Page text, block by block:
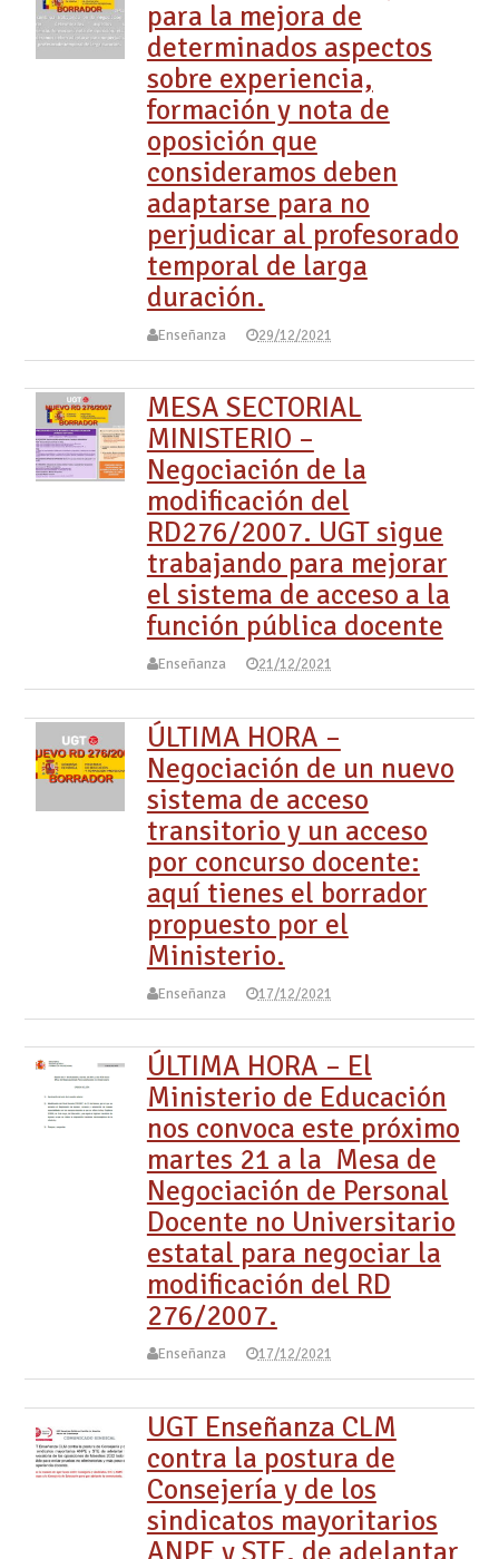
para la mejora de
determinados aspectos
sobre experiencia,
formación y nota de
oposición que
consideramos deben
adaptarse para no
perjudicar al profesorado
temporal de larga
duración.
Enseñanza 29/12/2021
MESA SECTORIAL
MINISTERIO –
Negociación de la
modificación del
RD276/2007. UGT sigue
trabajando para mejorar
el sistema de acceso a la
función pública docente
Enseñanza 21/12/2021
ÚLTIMA HORA –
Negociación de un nuevo
sistema de acceso
transitorio y un acceso
por concurso docente:
aquí tienes el borrador
propuesto por el
Ministerio.
Enseñanza 17/12/2021
ÚLTIMA HORA – El
Ministerio de Educación
nos convoca este próximo
martes 21 a la Mesa de
Negociación de Personal
Docente no Universitario
estatal para negociar la
modificación del RD
276/2007.
Enseñanza 17/12/2021
UGT Enseñanza CLM
contra la postura de
Consejería y de los
sindicatos mayoritarios
ANPE y STE, de adelantar